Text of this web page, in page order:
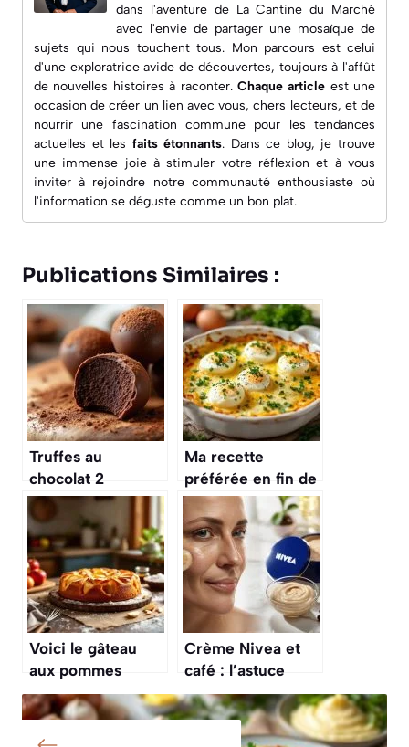
dans l'aventure de La Cantine du Marché
avec l'envie de partager une mosaïque de
sujets qui nous touchent tous. Mon parcours est celui
d'une exploratrice avide de découvertes, toujours à l'affût
de nouvelles histoires à raconter. Chaque article est une
occasion de créer un lien avec vous, chers lecteurs, et de
nourrir une fascination commune pour les tendances
actuelles et les faits étonnants. Dans ce blog, je trouve
une immense joie àstimuler votre réflexion et à vous
inviter à rejoindre notre communauté enthousiaste où
l'information se déguste comme un bon plat.
Publications Similaires :
Truffes au
chocolat 2
ingrédients : le
cadeau gourmand
de dernière
minute qui fait
toujours sensation
Ma recette
préférée en fin de
mois : le gratin
d’œufs durs :
économique,
gourmand plaît à
toute la famille
Voici le gâteau
aux pommes
chouchou de Julie
Andrieu : simple,
gourmand et
Crème Nivea et
café : l’astuce
maison qui lisse
l’apparence des
rides et dope